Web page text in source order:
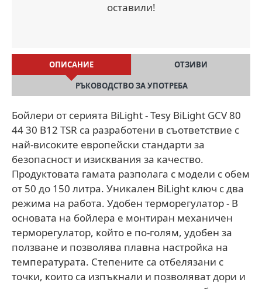
оставили!
ОПИСАНИЕ
ОТЗИВИ
РЪКОВОДСТВО ЗА УПОТРЕБА
Бойлери от серията BiLight - Tesy BiLight GCV 80
44 30 B12 TSR са разработени в съответствие с
най-високите европейски стандарти за
безопасност и изисквания за качество.
Продуктовата гамата разполага с модели с обем
от 50 до 150 литра. Уникален BiLight ключ с два
режима на работа. Удобен терморегулатор - В
основата на бойлера е монтиран механичен
терморегулатор, който е по-голям, удобен за
ползване и позволява плавна настройка на
температурата. Степените са отбелязани с
точки, които са изпъкнали и позволяват дори и